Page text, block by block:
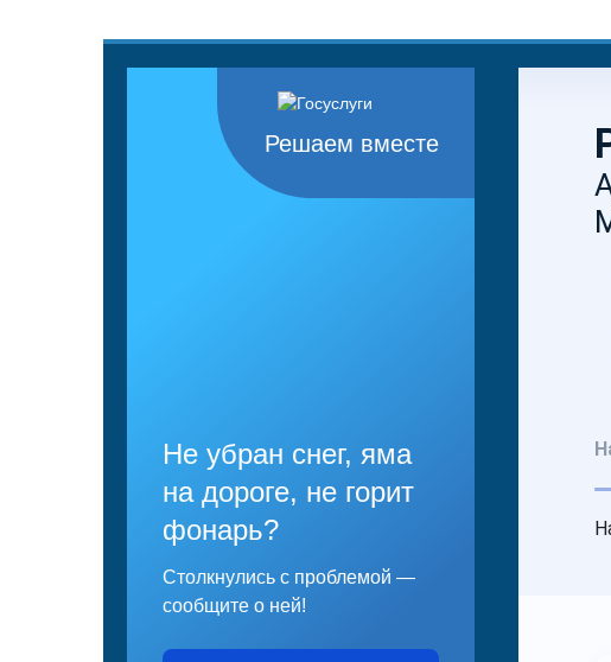
Решаем вместе
Не убран снег, яма
на дороге, не горит
фонарь?
Столкнулись с проблемой —
сообщите о ней!